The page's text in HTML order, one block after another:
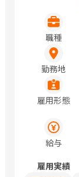
職種
勤務地
雇用形態
給与
雇用実績